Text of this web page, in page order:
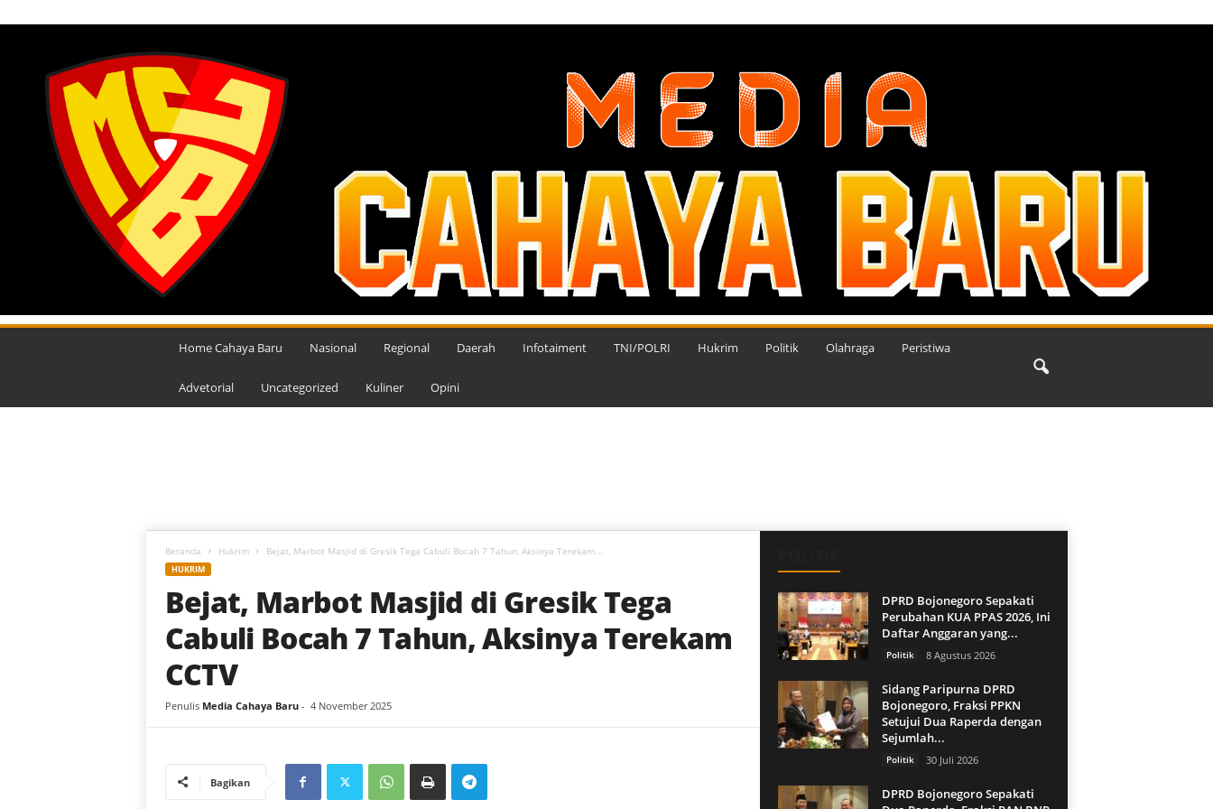
M
Home Cahaya Baru Nasional Regional Daerah Infotaiment TNI/POLRI Hukrim Politik Olahraga Peristiwa
Advetorial Uncategorized Kuliner Opini
Beranda Hukrim Bejat, Marbot Masjid di Gresik Tega Cabuli Bocah 7 Tahun, Aksinya Terekam...
HUKRIM
Bejat, Marbot Masjid di Gresik Tega
Cabuli Bocah 7 Tahun, Aksinya Terekam
CCTV
Penulis Media Cahaya Baru- 4 November 2025
Bagikan
DPRD Bojonegoro Sepakati
Perubahan KUA PPAS 2026, Ini
Daftar Anggaran yang...
Politik 8 Agustus 2026
Sidang Paripurna DPRD
Bojonegoro, Fraksi PPKN
Setujui Dua Raperda dengan
Sejumlah...
Politik 30 Juli 2026
DPRD Bojonegoro Sepakati